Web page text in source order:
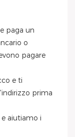
o
pagare
prima